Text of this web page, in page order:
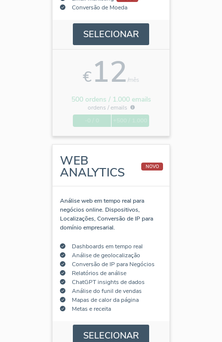
Conversão de Moeda
SELECIONAR
€12/mês
500 ordens / 1.000 emails
ordens /emails
WEB
ANALYTICS NOVO
Análise web em tempo real para
negócios online. Dispositivos,
Localizações, Conversão de IP para
domínio empresarial.
Dashboards em tempo real
Análise de geolocalização
Conversão de IP para Negócios
Relatórios de análise
ChatGPT insights de dados
Análise do funil de vendas
Mapas de calor da página
Metas e receita
SELECIONAR